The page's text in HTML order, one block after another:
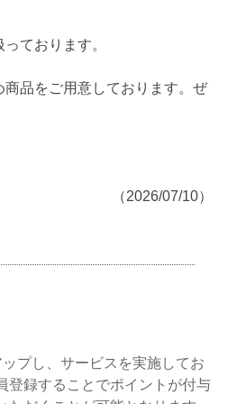
ております。
品をご用意しております。ぜ
（2026/07/10）
プし、サービスを実施してお
登録することでポイントが付与